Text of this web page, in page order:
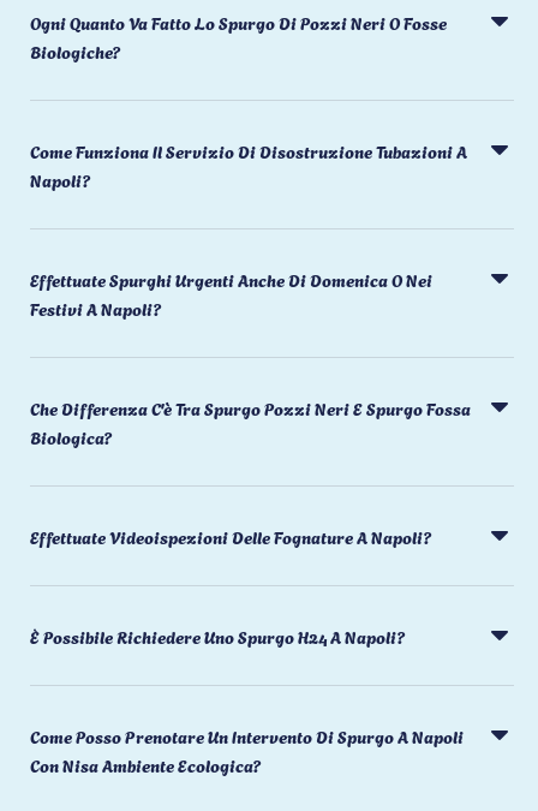
Ogni Quanto Va Fatto Lo Spurgo Di Pozzi Neri O Fosse
Biologiche?
Come Funziona Il Servizio Di Disostruzione Tubazioni A
Napoli?
Effettuate Spurghi Urgenti Anche Di Domenica O Nei
Festivi A Napoli?
Che Differenza C'è Tra Spurgo Pozzi Neri E Spurgo Fossa
Biologica?
Effettuate Videoispezioni Delle Fognature A Napoli?
È Possibile Richiedere Uno Spurgo H24 A Napoli?
Come Posso Prenotare Un Intervento Di Spurgo A Napoli
Con Nisa Ambiente Ecologica?